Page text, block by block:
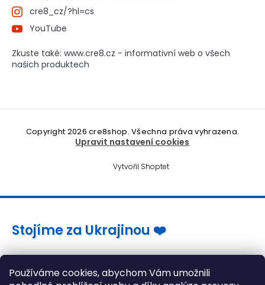
Používáme cookies, abychom Vám umožnili
cre8_cz/?hl=cs
YouTube
Zkuste také: www.cre8.cz - informativní web o všech
našich produktech
Vytvořil Shoptet
Copyright 2026cre8shop. Všechna práva vyhrazena.
Upravit nastavení cookies
Stojíme za Ukrajinou ❤️
Jak a čím pomoci »